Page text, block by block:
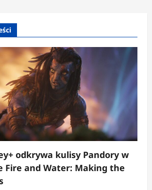
odkrywa kulisy Pandory w
Fire and Water: Making the